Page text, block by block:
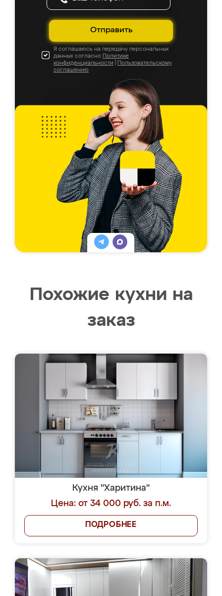
Отправить
Я соглашаюсь на передачу персональных
данных согласно Политике
конфиденциальности
Пользовательскому
соглашению
Похожие кухни на
заказ
Кухня "Харитина"
Цена: от 34 000 руб. за п.м.
ПОДРОБНЕЕ